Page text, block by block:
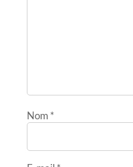
Nom *